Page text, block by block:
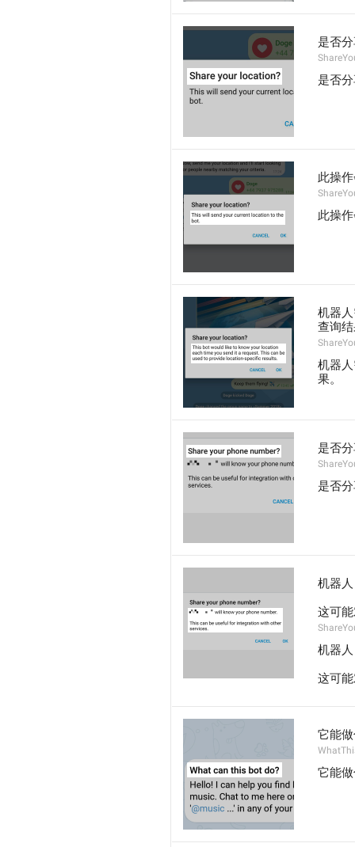
是否
是否
此操
此操
机器
查询
机器
果。
是否
是否
机器
这可
机器
这可
它能
它能